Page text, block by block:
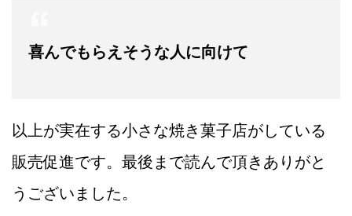
喜んでもらえそうな人に向けて
以上が実在する小さな焼き菓子店がしている
販売促進です。最後まで読んで頂きありがと
うございました。